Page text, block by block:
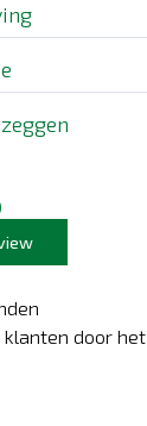
door